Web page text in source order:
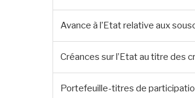
Avance à l’Etat relative aux
Créances sur l’Etat au titre des
Portefeuille-titres de